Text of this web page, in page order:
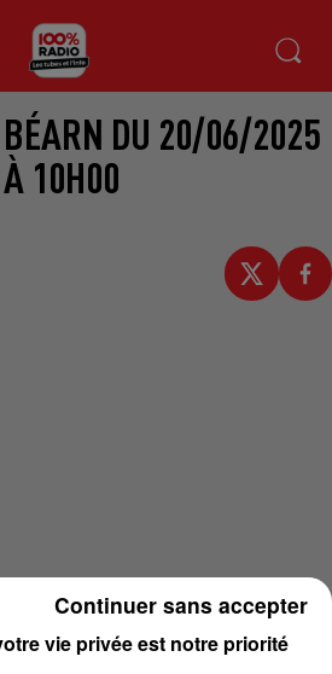
DU 20/06/2025
À 10H00
vie privée est notre priorité
Continuer sans accepter